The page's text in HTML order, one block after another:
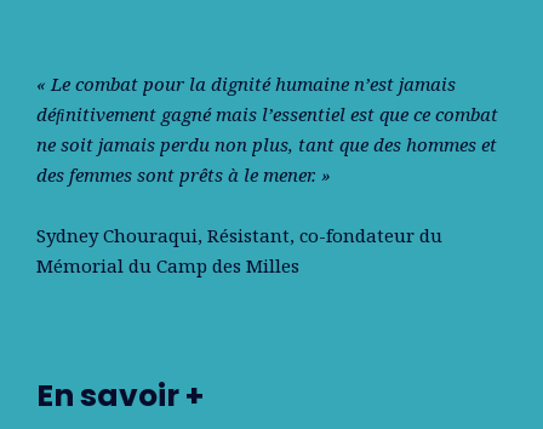
« Le combat pour la dignité humaine n’est jamais
déﬁnitivement gagné mais l’essentiel est que ce combat
ne soit jamais perdu non plus, tant que des hommes et
des femmes sont prêts à le mener. »
Sydney Chouraqui, Résistant, co-fondateur du
Mémorial du Camp des Milles
En savoir +